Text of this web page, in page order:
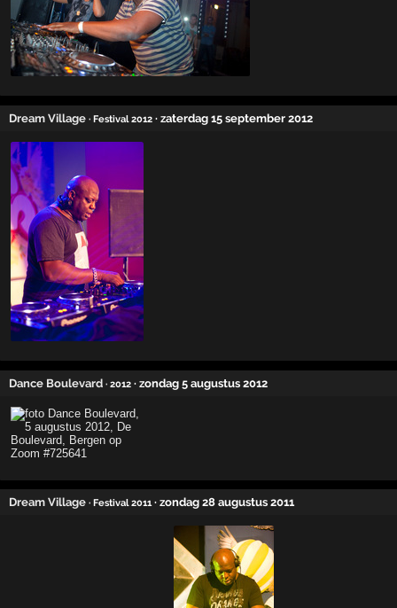
Dream Village · Festival 2012 · zaterdag 15 september 2012
Dance Boulevard · 2012 · zondag 5 augustus 2012
Dream Village · Festival 2011 · zondag 28 augustus 2011